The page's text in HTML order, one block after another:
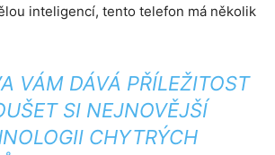
inteligencí, tento telefon má několik
VÁM DÁVÁ PŘÍLEŽITOST
SI NEJNOVĚJŠÍ
CHYTRÝCH